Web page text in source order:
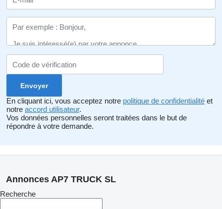
En cliquant ici, vous acceptez notre politique de confidentialité et
notre accord utilisateur.
Vos données personnelles seront traitées dans le but de
répondre à votre demande.
Annonces AP7 TRUCK SL
Recherche